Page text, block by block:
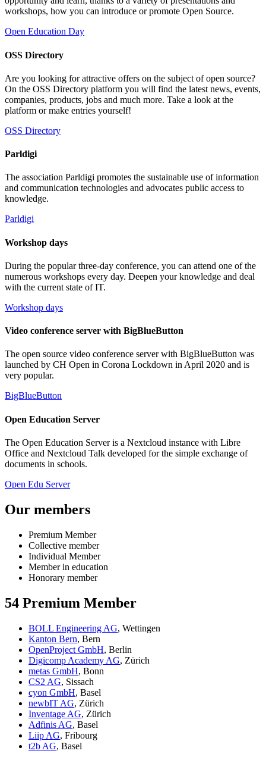
workshops, how you can introduce or promote Open Source.
Open Education Day
OSS Directory
Are you looking for attractive offers on the subject of open source?
On the OSS Directory platform you will find the latest news, events,
companies, products, jobs and much more. Take a look at the
platform or make entries yourself!
OSS Directory
Parldigi
The association Parldigi promotes the sustainable use of information
and communication technologies and advocates public access to
knowledge.
Parldigi
Workshop days
During the popular three-day conference, you can attend one of the
numerous workshops every day. Deepen your knowledge and deal
with the current state of IT.
Workshop days
Video conference server with BigBlueButton
The open source video conference server with BigBlueButton was
launched by CH Open in Corona Lockdown in April 2020 and is
very popular.
BigBlueButton
Open Education Server
The Open Education Server is a Nextcloud instance with Libre
Office and Nextcloud Talk developed for the simple exchange of
documents in schools.
Open Edu Server
Our members
Premium Member
Collective member
Individual Member
Member in education
Honorary member
54 Premium Member
BOLL Engineering AG, Wettingen
Kanton Bern, Bern
OpenProject GmbH, Berlin
Digicomp Academy AG, Zürich
metas GmbH, Bonn
CS2 AG, Sissach
cyon GmbH, Basel
newbIT AG, Zürich
Inventage AG, Zürich
Adfinis AG, Basel
Liip AG, Fribourg
t2b AG, Basel